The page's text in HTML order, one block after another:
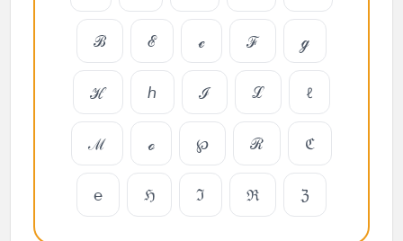
ℬ ℰ ℯ ℱ ℊ
ℋ ℎ ℐ ℒ ℓ
ℳ ℴ ℘ ℛ ℭ
℮ ℌ ℑ ℜ ℨ